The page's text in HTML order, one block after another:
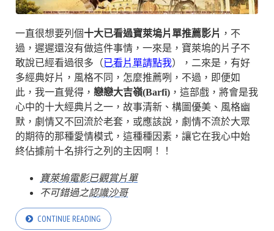
一直很想要列個十大已看過寶萊塢片單推薦影片 ，不
過，遲遲還沒有做這件事情，一來是，寶萊塢的片子不
敢說已經看過很多（已看片單請點我），二來是，有好
多經典好片，風格不同，怎麼推薦咧，不過，即便如
此，我一直覺得， 戀戀大吉嶺(Barfi) ，這部戲，將會是我
心中的十大經典片之一，故事清新、構圖優美、風格幽
默，劇情又不回流於老套，或應該說，劇情不流於大眾
的期待的那種愛情模式，這種種因素，讓它在我心中始
終佔據前十名排行之列的主因啊！！
寶萊塢電影已觀賞片單
不可錯過之認識沙哥
CONTINUE READING